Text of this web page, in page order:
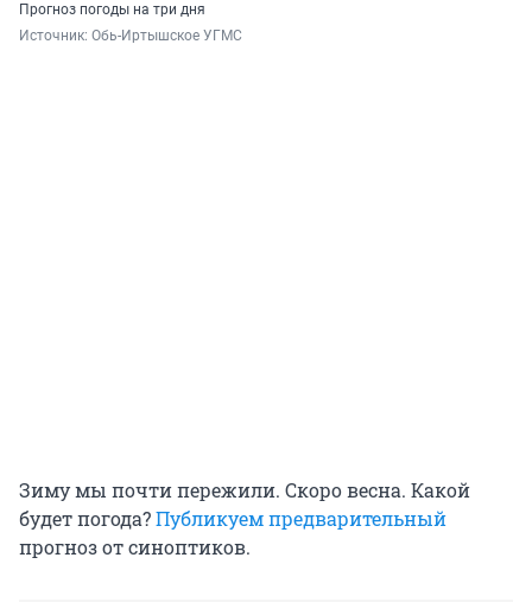
Прогноз погоды на три дня
Источник: Обь-Иртышское УГМС
Зиму мы почти пережили. Скоро весна. Какой
будет погода?Публикуем предварительный
прогноз от синоптиков.